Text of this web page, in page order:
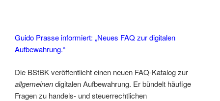
Guido Prasse informiert: „Neues FAQ zur digitalen
Aufbewahrung.“
Die BStBK veröffentlicht einen neuen FAQ-Katalog zur
allgemeinendigitalen Aufbewahrung. Er bündelt häufige
Fragen zu handels- und steuerrechtlichen